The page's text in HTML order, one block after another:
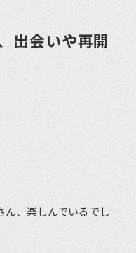
出会いや再開
ん、楽しんでいるでし